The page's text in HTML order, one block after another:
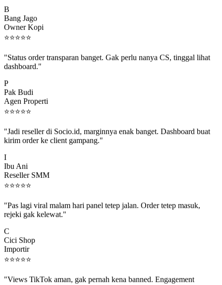
Bang Jago
Owner Kopi
⭐⭐⭐⭐⭐
dashboard."
Pak Budi
Agen Properti
⭐⭐⭐⭐⭐
kirim order ke client gampang."
Ibu Ani
Reseller SMM
⭐⭐⭐⭐⭐
rejeki gak kelewat."
Cici Shop
Importir
⭐⭐⭐⭐⭐
beneran naik, algoritma suka."